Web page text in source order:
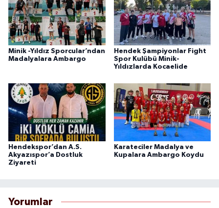
Minik -Yıldız Sporcular’ndan
Madalyalara Ambargo
Hendek Şampiyonlar Fight
Spor Kulübü Minik-
Yıldızlarda Kocaelide
Hendekspor’dan A.S.
Akyazıspor’a Dostluk
Ziyareti
Karateciler Madalya ve
Kupalara Ambargo Koydu
Yorumlar